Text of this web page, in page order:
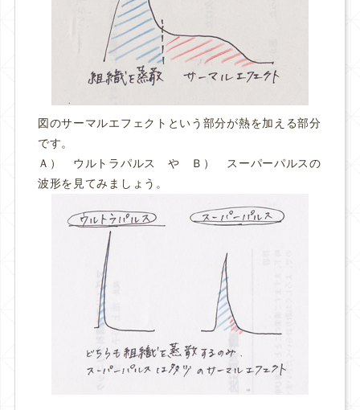
図のサーマルエフェクトという部分が熱を加える部分
です。
Ａ） ウルトラパルス や Ｂ） スーパーパルスの
波形を見てみましょう。